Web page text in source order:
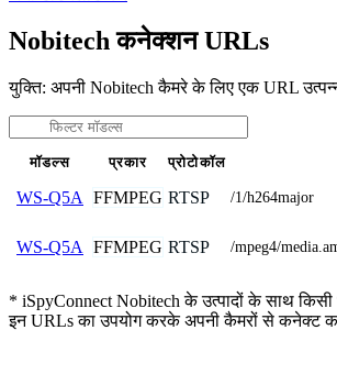
Nobitech कनेक्शन URLs
युक्ति: अपनी Nobitech कैमरे के लिए एक URL
मॉडल्स प्रकार प्रोटोकॉल
WS-Q5A FFMPEG RTSP /1/h264major
WS-Q5A FFMPEG RTSP /mpeg4/
* iSpyConnect Nobitech के उत्पादों के साथ
इन URLs का उपयोग करके अपनी कैमरों से कनेक्ट